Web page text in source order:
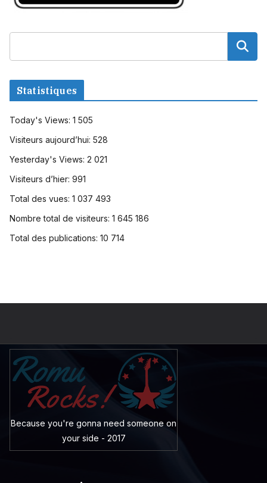
Statistiques
Today's Views: 1 505
Visiteurs aujourd’hui: 528
Yesterday's Views: 2 021
Visiteurs d’hier: 991
Total des vues: 1 037 493
Nombre total de visiteurs: 1 645 186
Total des publications: 10 714
Because you're gonna need someone on
your side - 2017